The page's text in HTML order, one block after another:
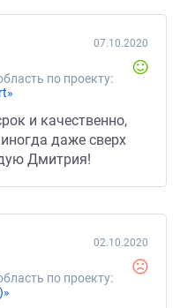
по проекту:
07.10.2020
и качественно,
даже сверх
Дмитрия!
по проекту:
02.10.2020